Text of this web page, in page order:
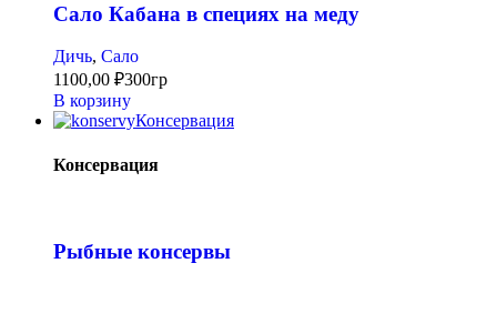
Сало Кабана в специях на меду
Дичь, Сало
1100,00 ₽300гр
В корзину
Консервация
Консервация
Рыбные консервы